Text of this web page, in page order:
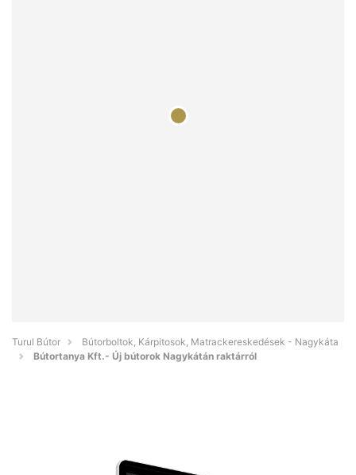
Turul Bútor
Bútorboltok, Kárpitosok, Matrackereskedések - Nagykáta
Bútortanya Kft.- Új bútorok Nagykátán raktárról